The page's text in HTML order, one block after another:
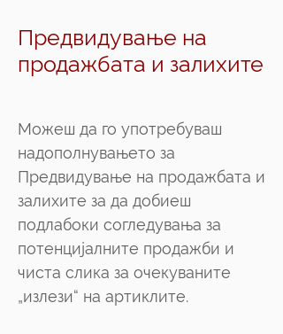
Предвидување на
продажбата и залихите
Можеш да го употребуваш
надополнувањето за
Предвидување на продажбата и
залихите за да добиеш
подлабоки согледувања за
потенцијалните продажби и
чиста слика за очекуваните
„излези“ на артиклите.